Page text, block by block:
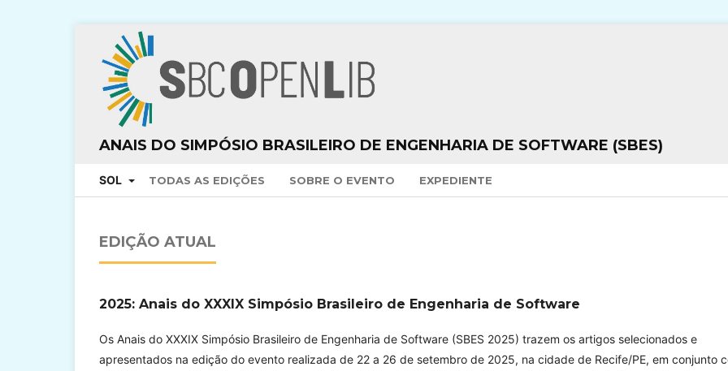
ANAIS DO SIMPÓSIO BRASILEIRO DE ENGENHARIA DE SOFTWARE (SBES)
SOL TODAS AS EDIÇÕES SOBRE O EVENTO EXPEDIENTE
EDIÇÃO ATUAL
2025: Anais do XXXIX Simpósio Brasileiro de Engenharia de Software
Os Anais do XXXIX Simpósio Brasileiro de Engenharia de Software (SBES 2025) trazem os artigos selecionados e
apresentados na edição do evento realizada de 22 a 26 de setembro de 2025, na cidade de Recife/PE, em conjunto